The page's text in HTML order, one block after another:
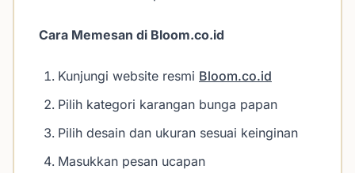
Cara Memesan di Bloom.co.id
Kunjungi website resmi Bloom.co.id
Pilih kategori karangan bunga papan
Pilih desain dan ukuran sesuai keinginan
Masukkan pesan ucapan